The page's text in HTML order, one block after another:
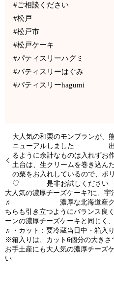
#ご相談ください
#松戸
#松戸市
#松戸ケーキ
#パティスリーハグミ
#パティスリーはぐみ
#パティスリーhagumi
大人気の和栗のモンブランが、
ニューアルしました 出来
るように余計なものは
土台は、生クリームを巻き込ん
の栗をお入れしているので、ボ
♡ 是非お試しくだ
大人気の濃厚チーズケーキ?に、宇
♬ 濃厚な北海道産クリー
ちらも引き立つようにバラ
ーンの濃厚チーズケーキと同じく
♬・カット：要冷蔵当日中・箱入
※箱入りは、カット6
お手土産にも大人気の濃厚チーズ
い